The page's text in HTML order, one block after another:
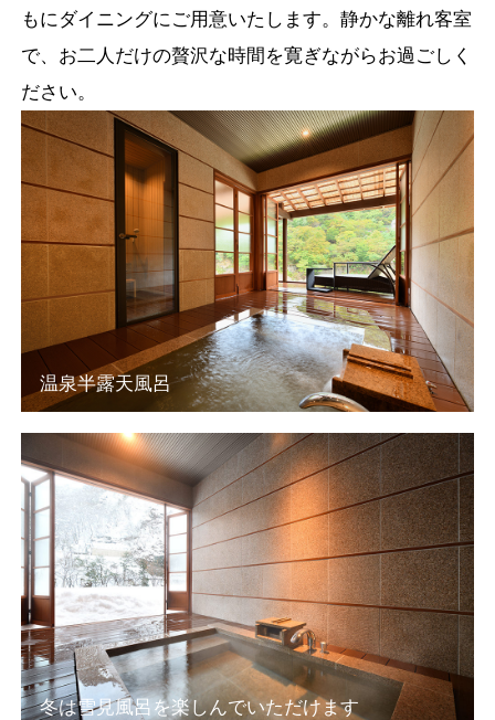
もにダイニングにご用意いたします。静かな離れ客室
で、お二人だけの贅沢な時間を寛ぎながらお過ごしく
ださい。
温泉半露天風呂
冬は雪見風呂を楽しんでいただけます